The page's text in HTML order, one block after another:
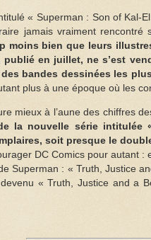
« Superman : Son of Kal-
jamais vraiment rencontré
moins bien que leurs
en juillet, ne s’est
bandes dessinées les
plus à une époque où les
mieux à l’aune des chiffres
la nouvelle série intitulée
soit presque le
DC Comics pour autant
Superman : « Truth, Justice
« Truth, Justice and a